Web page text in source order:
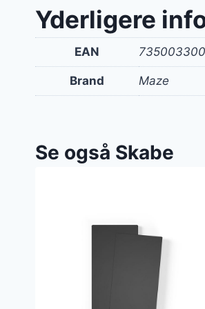
Yderligere
EAN
Brand Maze
Se også Skabe